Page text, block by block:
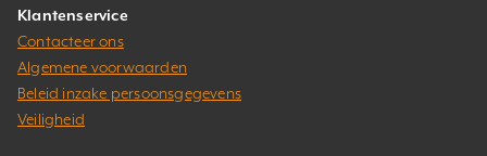
Klantenservice
Contacteer ons
Algemene voorwaarden
Beleid inzake persoonsgegevens
Veiligheid